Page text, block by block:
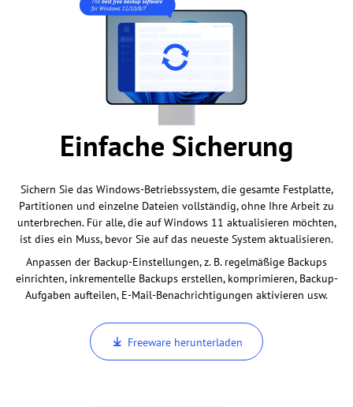
Einfache Sicherung
Sichern Sie das Windows-Betriebssystem, die gesamte Festplatte,
Partitionen und einzelne Dateien vollständig, ohne Ihre Arbeit zu
unterbrechen. Für alle, die auf Windows 11 aktualisieren möchten,
ist dies ein Muss, bevor Sie auf das neueste System aktualisieren.
Anpassen der Backup-Einstellungen, z. B. regelmäßige Backups
einrichten, inkrementelle Backups erstellen, komprimieren, Backup-
Aufgaben aufteilen, E-Mail-Benachrichtigungen aktivieren usw.
Freeware herunterladen